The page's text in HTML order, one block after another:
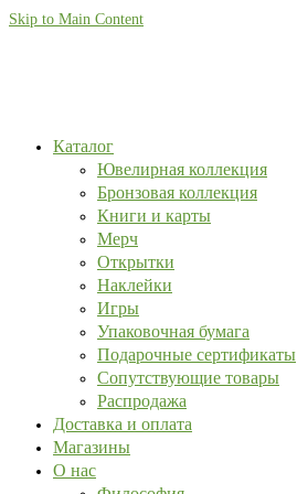
Skip to Main Content
Каталог
Ювелирная коллекция
Бронзовая коллекция
Книги и карты
Мерч
Открытки
Наклейки
Игры
Упаковочная бумага
Подарочные сертификаты
Сопутствующие товары
Распродажа
Доставка и оплата
Магазины
О нас